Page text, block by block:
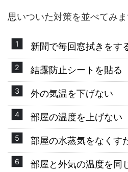
思いついた対策を並べてみま
新聞で毎回窓拭きをす
結露防止シートを貼る
外の気温を下げない
部屋の温度を上げない
部屋の水蒸気をなくす
部屋と外気の温度を同